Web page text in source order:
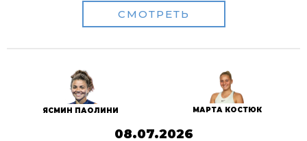
СМОТРЕТЬ
ЯСМИН ПАОЛИНИ МАРТА КОСТЮК
08.07.2026